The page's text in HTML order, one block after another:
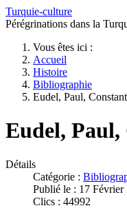
Turquie-culture
Pérégrinations dans la
Vous êtes ici :
Accueil
Histoire
Bibliographie
Eudel, Paul,
Eudel, Paul,
Détails
Catégorie :
Publié le : 17 Février
Clics : 44992